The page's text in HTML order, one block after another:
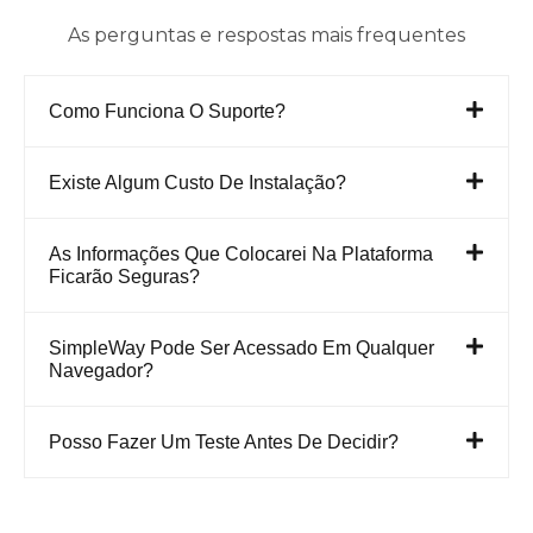
com visão por
Registro das
de
de Negócio
por Sistema
Continuidade
| R.T.O. &
Dashboard
As perguntas e respostas mais frequentes
Como Funciona O Suporte?
Existe Algum Custo De Instalação?
As Informações Que Colocarei Na Plataforma
Ficarão Seguras?
SimpleWay Pode Ser Acessado Em Qualquer
Navegador?
Posso Fazer Um Teste Antes De Decidir?